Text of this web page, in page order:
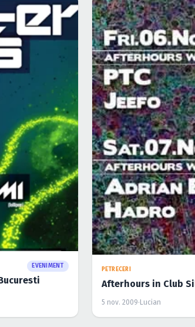
EVENIMENT PETRECERI
Afterhours in Club
5 nov. 2009·Lucian